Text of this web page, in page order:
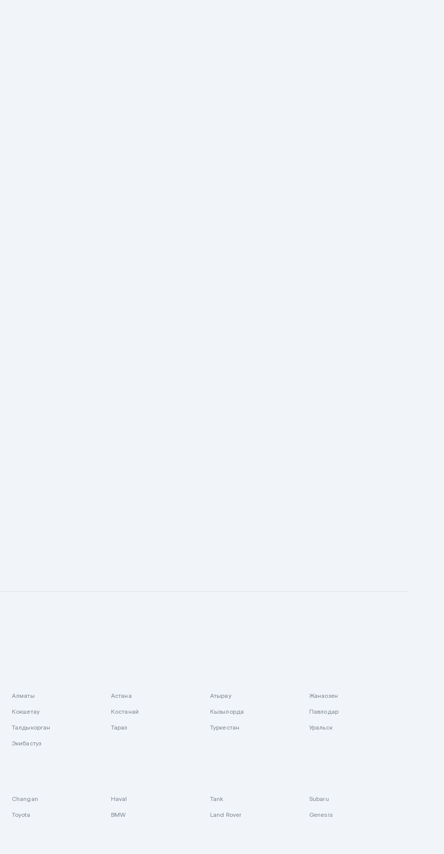
Алматы Астана Атырау Жанаозен
Кокшетау Костанай Кызылорда Павлодар
Талдыкорган Тараз Туркестан Уральск
Экибастуз
Changan Haval Tank Subaru
Toyota BMW Land Rover Genesis